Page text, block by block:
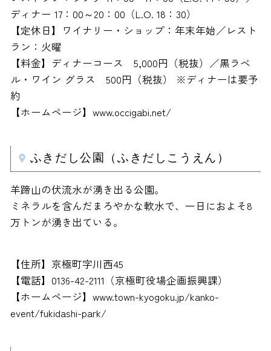
ディナー 17：00～20：00（L.O. 18：30）
【定休日】ワイナリー・ショップ：年末年始／レスト
ラン：火曜
【料金】ディナーコース 5,000円（税抜）／黒ラベ
ル・ワイン グラス 500円（税抜） ※ディナーは要予
約
【ホームページ】www.occigabi.net/
ふきだし公園（ふきだしこうえん）
羊蹄山の伏流水が湧き出る公園。
ミネラルを含んだまろやかな軟水で、一日におよそ8
万トンが湧き出ている。
【住所】京極町字川西45
【電話】0136-42-2111（京極町役場企画振興課）
【ホームページ】www.town-kyogoku.jp/kanko-
event/fukidashi-park/